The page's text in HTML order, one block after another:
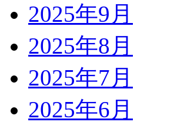
2025年9月
2025年8月
2025年7月
2025年6月